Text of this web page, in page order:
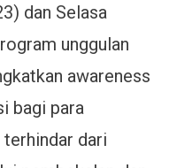
dan Selasa
unggulan
awareness
bagi para
terhindar dari